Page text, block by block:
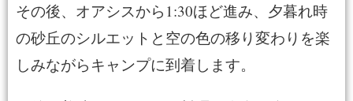
その後、オアシスから1:30ほど進み、夕暮れ時
の砂丘のシルエットと空の色の移り変わりを楽
しみながらキャンプに到着します。